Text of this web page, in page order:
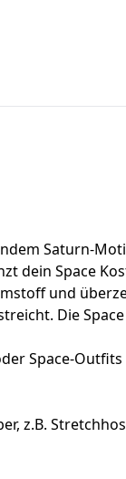
Saturn-
dein Space
und
Die
Space-
z.B.